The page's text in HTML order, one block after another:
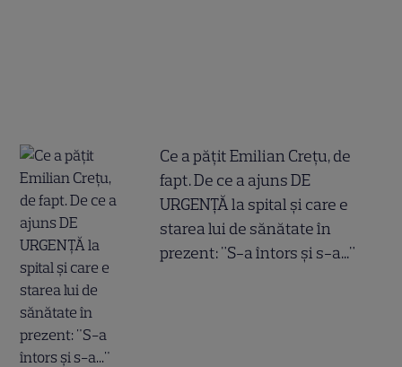
Ce a pățit Emilian Crețu, de
fapt. De ce a ajuns DE
URGENȚĂ la spital și care e
starea lui de sănătate în
prezent: "S-a întors și s-a..."